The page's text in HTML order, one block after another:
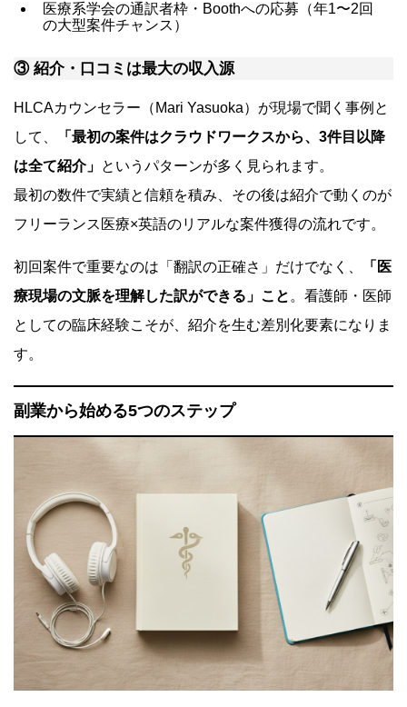
医療系学会の通訳者枠・Boothへの応募（年1〜2回
の大型案件チャンス）
③ 紹介・口コミは最大の収入源
HLCAカウンセラー（Mari Yasuoka）が現場で聞く事例と
して、
「最初の案件はクラウドワークスから、3件目以降
は全て紹介」 というパターンが多く見られます。
最初の数件で実績と信頼を積み、その後は紹介で動くのが
フリーランス医療×英語のリアルな案件獲得の流れです。
初回案件で重要なのは「翻訳の正確さ」だけでなく、
「医
療現場の文脈を理解した訳ができる」こと 。看護師・医師
としての臨床経験こそが、紹介を生む差別化要素になりま
す。
副業から始める5つのステップ